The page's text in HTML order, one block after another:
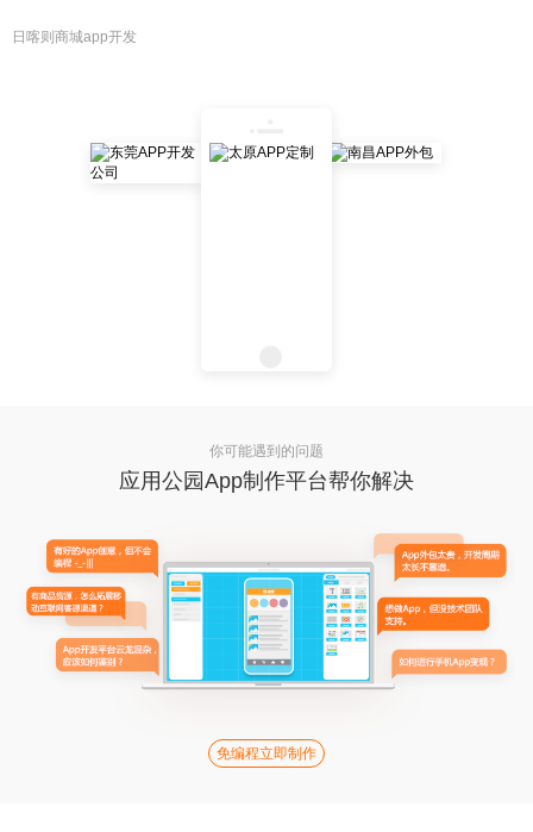
日喀则商城app开发
你可能遇到的问题
应用公园App制作平台帮你解决
免编程立即制作